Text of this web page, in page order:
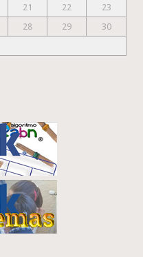
21 22
23
28 29
30